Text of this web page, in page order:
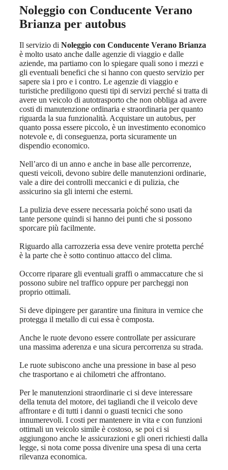
Noleggio con Conducente Verano
Brianza per autobus
Il servizio di Noleggio con Conducente Verano Brianza
è molto usato anche dalle agenzie di viaggio e dalle
aziende, ma partiamo con lo spiegare quali sono i mezzi e
gli eventuali benefici che si hanno con questo servizio per
sapere sia i pro e i contro. Le agenzie di viaggio e
turistiche prediligono questi tipi di servizi perché si tratta di
avere un veicolo di autotrasporto che non obbliga ad avere
costi di manutenzione ordinaria e straordinaria per quanto
riguarda la sua funzionalità. Acquistare un autobus, per
quanto possa essere piccolo, è un investimento economico
notevole e, di conseguenza, porta sicuramente un
dispendio economico.
Nell’arco di un anno e anche in base alle percorrenze,
questi veicoli, devono subire delle manutenzioni ordinarie,
vale a dire dei controlli meccanici e di pulizia, che
assicurino sia gli interni che esterni.
La pulizia deve essere necessaria poiché sono usati da
tante persone quindi si hanno dei punti che si possono
sporcare più facilmente.
Riguardo alla carrozzeria essa deve venire protetta perché
è la parte che è sotto continuo attacco del clima.
Occorre riparare gli eventuali graffi o ammaccature che si
possono subire nel traffico oppure per parcheggi non
proprio ottimali.
Si deve dipingere per garantire una finitura in vernice che
protegga il metallo di cui essa è composta.
Anche le ruote devono essere controllate per assicurare
una massima aderenza e una sicura percorrenza su strada.
Le ruote subiscono anche una pressione in base al peso
che trasportano e ai chilometri che affrontano.
Per le manutenzioni straordinarie ci si deve interessare
della tenuta del motore, dei tagliandi che il veicolo deve
affrontare e di tutti i danni o guasti tecnici che sono
innumerevoli. I costi per mantenere in vita e con funzioni
ottimali un veicolo simile è costoso, se poi ci si
aggiungono anche le assicurazioni e gli oneri richiesti dalla
legge, si nota come possa divenire una spesa di una certa
rilevanza economica.